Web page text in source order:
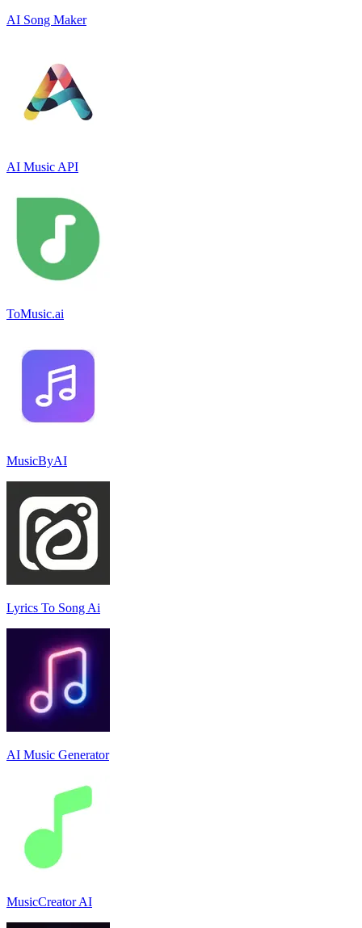
AI Song Maker
AI Music API
ToMusic.ai
MusicByAI
Lyrics To Song Ai
AI Music Generator
MusicCreator AI